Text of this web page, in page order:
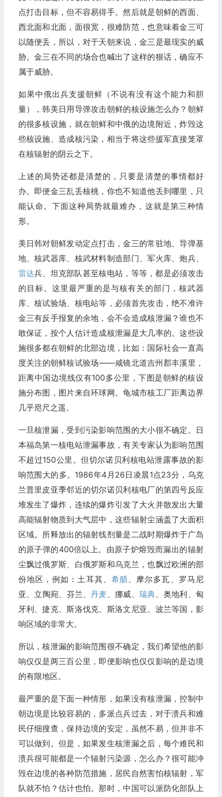
点打击目标，但不容易得手。然后就是朝鲜的西面、
西北面和北面，面很宽，很难防范，也意味着金三可
以随便丢，所以，对于天朝来说，金三是最现实的威
胁。金三在不同的场合也喊出了这样的狠话，确应不
属于威胁。
如果中俄出兵支援朝鲜（不说有没有这个能力和胆
量），韩美日用导弹攻击朝鲜的核设施怎么办？朝鲜
的很多核设施，就在朝鲜和中俄的边境附近，炸毁这
些核设施、造成核污染，相当于将这些援军直接笼罩
在核辐射的阴云之下。
上述的局势还都是清楚的，只要是清楚的事情都好
办。即便金三乱丢核桃，你也不知道他丢到哪里，只
能认命。下面这种局势就最难办，这就是第三种情
形。
美日韩对朝鲜发动定点打击，金三的常驻地、导弹基
地、核武器库、核武材料制造部门、军火库、炮兵、
雷达兵、坦克部队甚至核电站，等等，都是必须攻击
的目标。这里最严重的是与核有关的部门，核武器
库、核试验场、核电站等，必须首先攻击，绝不准许
金三有反手报复的余地，会不会造成核泄漏？谁也不
敢保证，按个人估计造成核泄漏是大几率的。这些设
施很多都在朝鲜的北部边境，比如：国际社会一直高
度关注的朝鲜核试验场——咸镜北道吉州郡丰溪里，
距离中国边境线仅有100多公里，下图是朝鲜的核设
施分布图，图片来自环球网。龟城市核工厂距离边界
几乎咫尺之遥。
一旦核泄漏，受到污染影响范围的大小很不确定。日
本福岛第一核电站泄漏事故，有关专家认为影响范围
不超过150公里。但切尔诺贝利核电站泄露事故的影
响范围大的多。1986年4月26日凌晨1点23分，乌克
兰普里皮亚季邻近的切尔诺贝利核电厂的第四号反应
堆发生了爆炸，连续的爆炸引发了大火并散发出大量
高能辐射物质到大气层中，这些辐射尘涵盖了大面积
区域。所释放出的辐射线剂量是二战时期爆炸于广岛
的原子弹的400倍以上。由原子炉熔毁而漏出的辐射
尘飘过俄罗斯、白俄罗斯和乌克兰，也飘过欧洲的部
份地区，例如：土耳其、 希腊、摩尔多瓦、罗马尼
亚、立陶宛、芬兰、丹麦 、挪威、瑞典 、奥地利、匈
牙利、捷克、斯洛伐克、斯洛文尼亚、波兰等国，影
响区域的非常大。
所以，核泄漏的影响范围很不确定，我们希望他的影
响仅仅是两三百公里，即便影响也仅仅影响的是边境
的有限地区。
最严重的是下面一种情形，如果没有核泄漏，控制中
朝边境是比较容易的，多派点兵过去，对于溃兵和难
民仔细搜查，保持边境的安定，虽然不易，但并非不
可以做到。但是，如果发生核泄漏之后，每个难民和
溃兵很可能都是一个辐射污染源，怎么办？很可能冲
毁在边境的各种防范措施，居民自然害怕核辐射，军
队就不怕？估计也怕。那时，中国可以派防化部队上